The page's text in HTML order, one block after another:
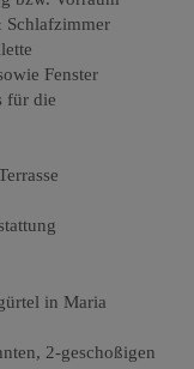
Schlafzimmer
Fenster
für die
in Maria
2-geschoßigen